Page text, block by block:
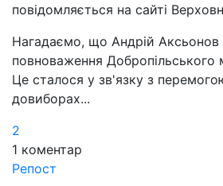
повідомляється на сайті
Нагадаємо, що Андрій
повноваження Добропільського
Це сталося у зв'язку з
довиборах...
2
1 коментар
Репост